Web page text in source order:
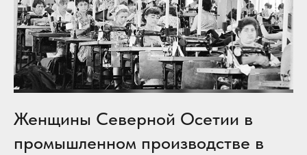
Женщины Северной Осетии в
промышленном производстве в